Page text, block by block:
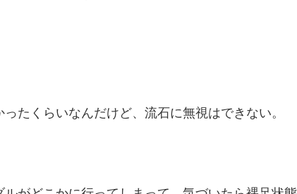
たくらいなんだけど、流石に無視はできない。